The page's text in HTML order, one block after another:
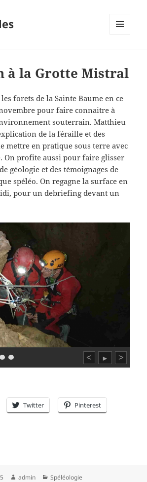
à la Grotte Mistral
forets de la Sainte Baume en ce
pour faire connaitre à
souterrain. Matthieu
de la féraille et des
mettre en pratique sous terre avec
On profite aussi pour faire glisser
géologie et des témoignages de
spéléo. On regagne la surface en
pour un debriefing devant un
< ► >
Twitter Pinterest
Auteur
admin Catégories
Spéléologie